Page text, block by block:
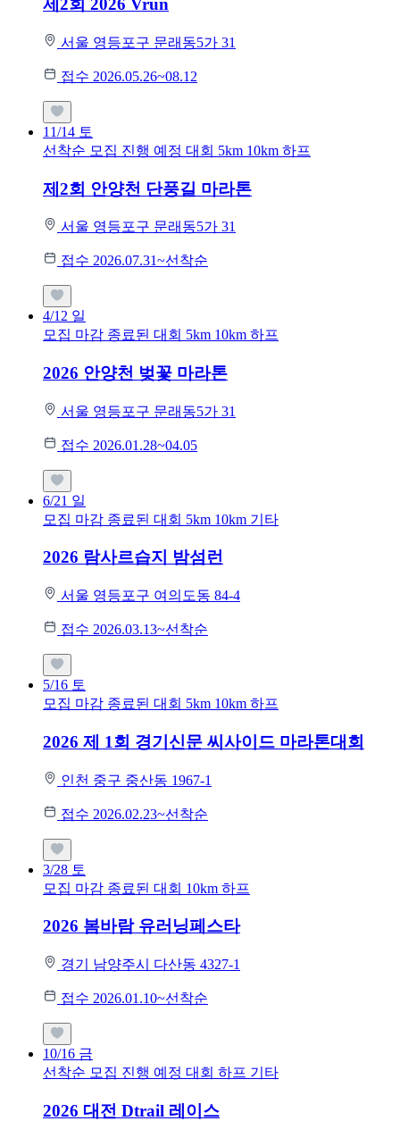
제2회 2026 Vrun
서울 영등포구 문래동5가 31
접수 2026.05.26~08.12
11/14 토
선착순 모집 진행 예정 대회 5km 10km 하프
제2회 안양천 단풍길 마라톤
서울 영등포구 문래동5가 31
접수 2026.07.31~선착순
4/12 일
모집 마감 종료된 대회 5km 10km 하프
2026 안양천 벚꽃 마라톤
서울 영등포구 문래동5가 31
접수 2026.01.28~04.05
6/21 일
모집 마감 종료된 대회 5km 10km 기타
2026 람사르습지 밤섬런
서울 영등포구 여의도동 84-4
접수 2026.03.13~선착순
5/16 토
모집 마감 종료된 대회 5km 10km 하프
2026 제 1회 경기신문 씨사이드 마라톤대회
인천 중구 중산동 1967-1
접수 2026.02.23~선착순
3/28 토
모집 마감 종료된 대회 10km 하프
2026 봄바람 유러닝페스타
경기 남양주시 다산동 4327-1
접수 2026.01.10~선착순
10/16 금
선착순 모집 진행 예정 대회 하프 기타
2026 대전 Dtrail 레이스